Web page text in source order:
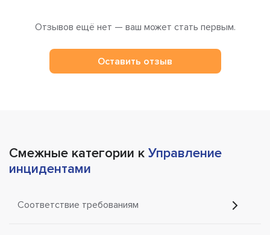
Отзывов ещё нет — ваш может стать первым.
Оставить отзыв
Смежные категории к Управление
инцидентами
Соответствие требованиям